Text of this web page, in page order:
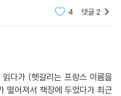
켜보는 일은 설
4 댓글 2
다가 (헷갈리는 프랑스 이름을
떨어져서 책장에 두었다가 최근